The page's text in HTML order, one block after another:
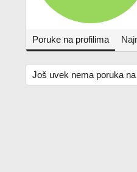
Poruke na profilima
Još uvek nema poruka